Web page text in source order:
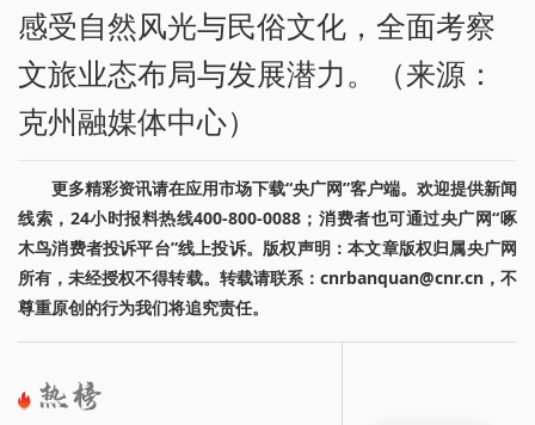
感受自然风光与民俗文化，全面考察
文旅业态布局与发展潜力。（来源：
克州融媒体中心）
更多精彩资讯请在应用市场下载“央广网”客户端。欢迎提供新闻
线索，24小时报料热线400-800-0088；消费者也可通过央广网“啄
木鸟消费者投诉平台”线上投诉。版权声明：本文章版权归属央广网
所有，未经授权不得转载。转载请联系：cnrbanquan@cnr.cn，不
尊重原创的行为我们将追究责任。